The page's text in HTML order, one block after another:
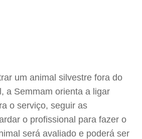
um animal silvestre fora do
a Semmam orienta a ligar
o serviço, seguir as
o profissional para fazer o
será avaliado e poderá ser